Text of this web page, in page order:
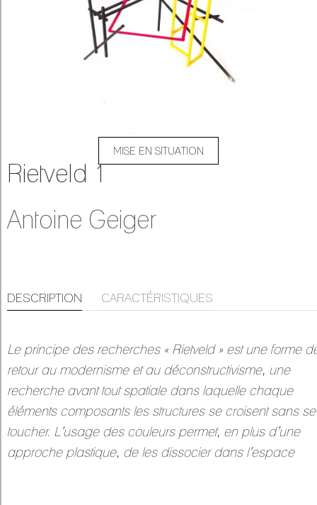
MISE EN SITUATION
Rietveld 1
Antoine Geiger
DESCRIPTION CARACTÉRISTIQUES
Le principe des recherches « Rietveld » est une forme
retour au modernisme et au déconstructivisme, une
recherche avant tout spatiale dans laquelle chaque
éléments composants les structures se croisent sans se
toucher. L’usage des couleurs permet, en plus d’une
approche plastique, de les dissocier dans l’espace